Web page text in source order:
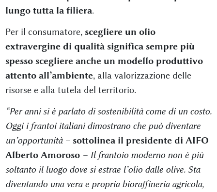
lungo tutta la filiera.
Per il consumatore, scegliere un olio
extravergine di qualità significa sempre più
spesso scegliere anche un modello produttivo
attento all’ambiente, alla valorizzazione delle
risorse e alla tutela del territorio.
“Per anni si è parlato di sostenibilità come di un costo.
Oggi i frantoi italiani dimostrano che può diventare
un’opportunità – sottolinea il presidente di AIFO
Alberto Amoroso– Il frantoio moderno non è più
soltanto il luogo dove si estrae l’olio dalle olive. Sta
diventando una vera e propria bioraffineria agricola,